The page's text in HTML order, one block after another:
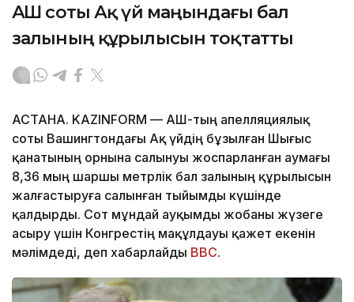
АҚШ соты Ақ үй маңындағы бал
залының құрылысын тоқтатты
АСТАНА. KAZINFORM — АҚШ-тың апелляциялық
соты Вашингтондағы Ақ үйдің бұзылған Шығыс
қанатының орнына салынуы жоспарланған аумағы
8,36 мың шаршы метрлік бал залының құрылысын
жалғастыруға салынған тыйымды күшінде
қалдырды. Сот мұндай ауқымды жобаны жүзеге
асыру үшін Конгрестің мақұлдауы қажет екенін
мәлімдеді, деп хабарлайды BBC.